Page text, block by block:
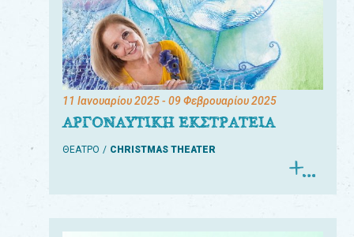
11 Ιανουαρίου 2025- 09 Φεβρουαρίου 2025
ΑΡΓΟΝΑΥΤΙΚΗ ΕΚΣΤΡΑΤΕΙΑ
ΘΕΑΤΡΟ CHRISTMAS THEATER